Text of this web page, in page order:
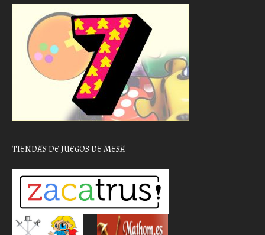
TIENDAS DE JUEGOS DE MESA